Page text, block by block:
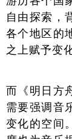
自由探索，
各个地区的
之上赋予变化
而《明日方
需要强调音
变化的空间